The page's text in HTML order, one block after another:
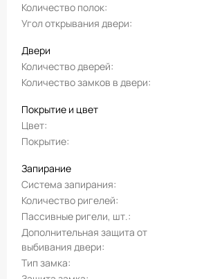
Количество полок
Угол открывания двери
Двери
Количество дверей
Количество замков в двери
Покрытие и цвет
Цвет
Покрытие
Запирание
Система запирания
Количество ригелей
Пассивные ригели, шт.
Дополнительная защита от
выбивания двери
Тип замка